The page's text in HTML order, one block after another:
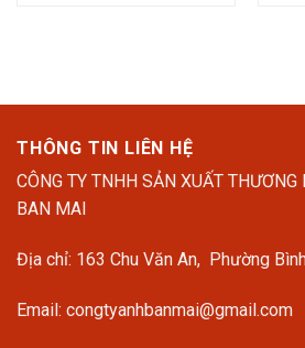
THÔNG TIN LIÊN HỆ
CÔNG TY TNHH SẢN XUẤT THƯƠNG
BAN MAI
Địa chỉ: 163 Chu Văn An, Phường
Email: congtyanhbanmai@gmail.com